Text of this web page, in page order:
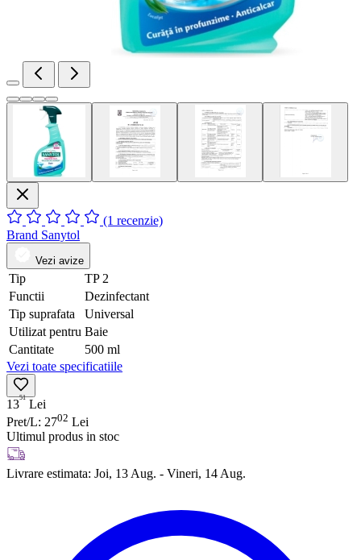
(1 recenzie)
Brand Sanytol
Vezi avize
Tip
TP 2
Functii
Dezinfectant
Tip suprafata
Universal
Utilizat pentru Baie
Cantitate
500 ml
Vezi toate specificatiile
1351 Lei
Pret/L: 2702 Lei
Ultimul produs in stoc
Livrare estimata: Joi, 13 Aug. - Vineri, 14 Aug.